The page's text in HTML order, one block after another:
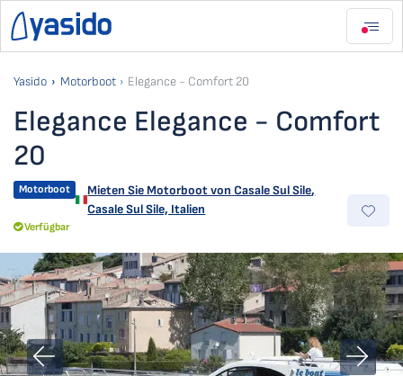
Yasido Motorboot Elegance - Comfort 20
Elegance Elegance - Comfort
20
Motorboot Mieten Sie Motorboot von Casale Sul Sile,
Casale Sul Sile, Italien
Verfügbar